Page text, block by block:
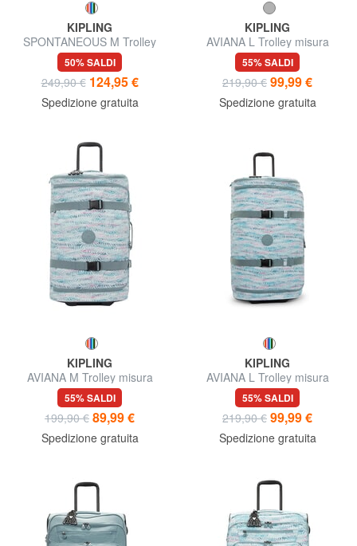
KIPLING
SPONTANEOUS M Trolley
Medio
50% SALDI
249,90 € 124,95 €
Spedizione gratuita
KIPLING
AVIANA L Trolley misura
grande
55% SALDI
219,90 € 99,99 €
Spedizione gratuita
KIPLING
AVIANA M Trolley misura
media
55% SALDI
199,90 € 89,99 €
Spedizione gratuita
KIPLING
AVIANA L Trolley misura
grande
55% SALDI
219,90 € 99,99 €
Spedizione gratuita